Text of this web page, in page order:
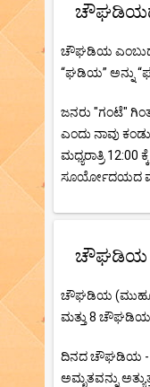
ಚೌಘಡಿಯದ
ಚೌಘಡಿಯ ಎಂಬುದು
“ಘಡಿಯ” ಅನ್ನು
ಜನರು "ಗಂಟೆ"
ಎಂದು ನಾವು
ಮಧ್ಯರಾತ್ರಿ
ಸೂರ್ಯೋದಯದ
ಚೌಘಡಿಯ
ಚೌಘಡಿಯ
ಮತ್ತು 8 ಚೌಘಡಿಯ
ದಿನದ ಚೌಘಡಿಯ -
ಅಮೃತವನ್ನು